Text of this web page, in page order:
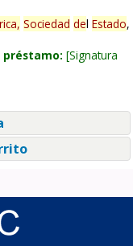
Sociedad del Estado,
préstamo: Signatura